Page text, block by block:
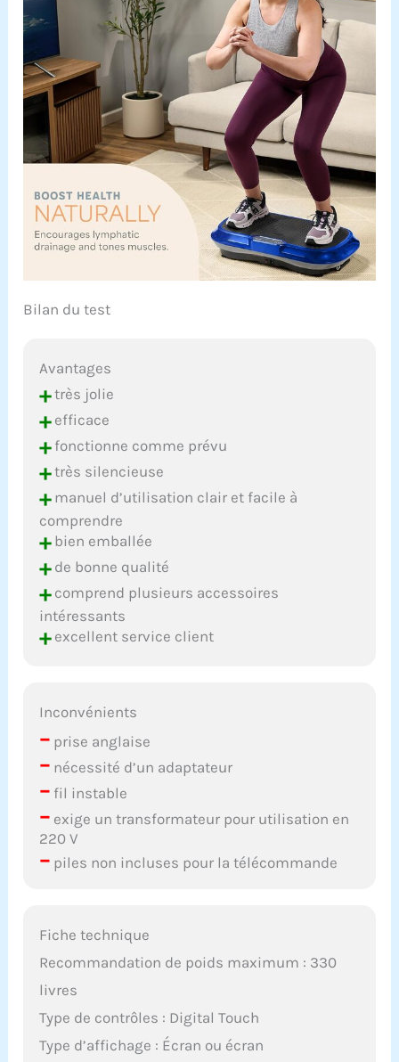
Bilan du test
Avantages
+très jolie
+efficace
+fonctionne comme prévu
+très silencieuse
+manuel d’utilisation clair et facile à
comprendre
+bien emballée
+de bonne qualité
+comprend plusieurs accessoires
intéressants
+excellent service client
Inconvénients
– prise anglaise
– nécessité d’un adaptateur
– fil instable
– exige un transformateur pour utilisation en
220 V
– piles non incluses pour la télécommande
Fiche technique
Recommandation de poids maximum : 330
livres
Type de contrôles : Digital Touch
Type d’affichage : Écran ou écran